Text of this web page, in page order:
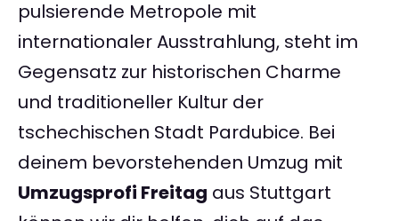
pulsierende Metropole mit
internationaler Ausstrahlung, steht im
Gegensatz zur historischen Charme
und traditioneller Kultur der
tschechischen Stadt Pardubice. Bei
deinem bevorstehenden Umzug mit
Umzugsprofi Freitag aus Stuttgart